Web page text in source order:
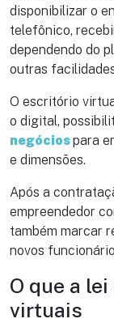
disponibilizar o
telefônico,
dependendo do
outras
O escritório
o digital,
negóciospara
e dimensões.
Após a
empreendedor
também marcar
novos
O que a
virtuais